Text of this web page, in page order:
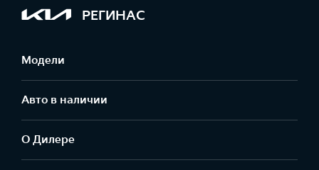
РЕГИНАС
Модели
Авто в наличии
О Дилере